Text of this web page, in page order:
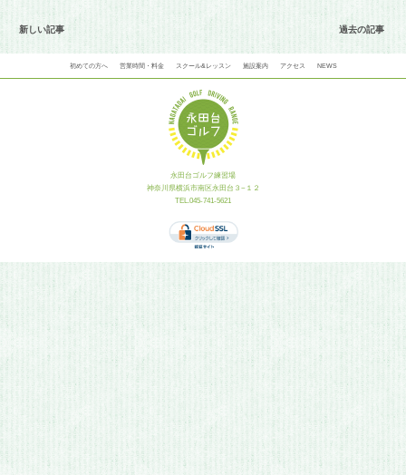
新しい記事 過去の記事
初めての方へ 営業時間・料金 スクール&レッスン 施設案内 アクセス NEWS
永田台ゴルフ練習場
神奈川県横浜市南区永田台３−１２
TEL.045-741-5621